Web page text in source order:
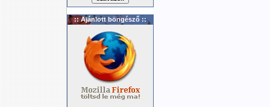
:: Ajánlott böngésző ::